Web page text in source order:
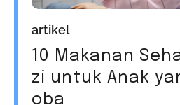
artikel
10 Makanan
zi untuk Anak
oba